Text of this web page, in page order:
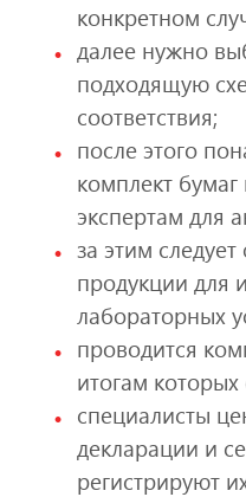
конкретном
далее нужно
подходящую
соответствия;
после этого
комплект бумаг
экспертам для
за этим
продукции для
лабораторных
проводится
итогам которых
специалисты
декларации и
регистрируют